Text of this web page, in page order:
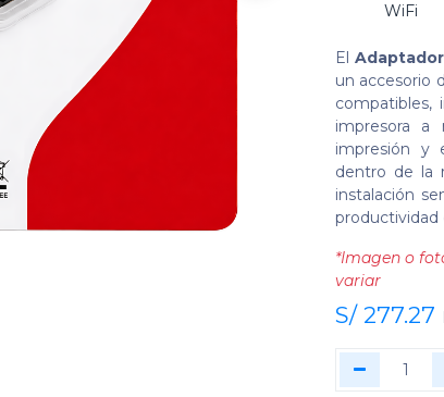
WiFi
El Adaptador
un accesorio
compatibles,
impresora a
impresión y
dentro de la
instalación
productividad
*Imagen o
variar
S/ 277.27